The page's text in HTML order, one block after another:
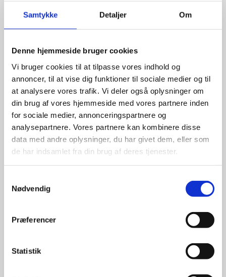
Samtykke Detaljer Om
Denne hjemmeside bruger cookies
Vi bruger cookies til at tilpasse vores indhold og
annoncer, til at vise dig funktioner til sociale medier og til
at analysere vores trafik. Vi deler også oplysninger om
din brug af vores hjemmeside med vores partnere inden
for sociale medier, annonceringspartnere og
analysepartnere. Vores partnere kan kombinere disse
data med andre oplysninger, du har givet dem, eller som
de har indsamlet fra din brug af deres tjenester.
Nødvendig
Præferencer
Statistik
Stærke
leverandører
giver større
udvalg
For at sikre høj kvalitet og stor
leveringssikkerhed samarbejder vi
med de største og mest
anerkendte leverandører inden for
promotion.